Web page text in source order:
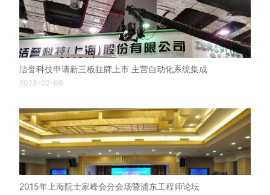
洁誉科技申请新三板挂牌上市 主营自动化系统集成
2023-02-09
2015年上海院士家峰会分会场暨浦东工程师论坛